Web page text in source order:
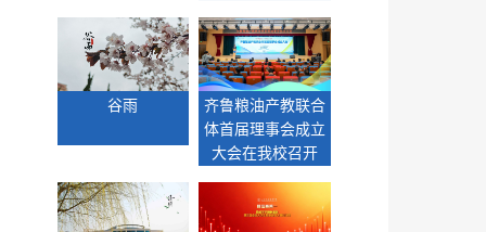
谷雨
齐鲁粮油产教联合
体首届理事会成立
大会在我校召开